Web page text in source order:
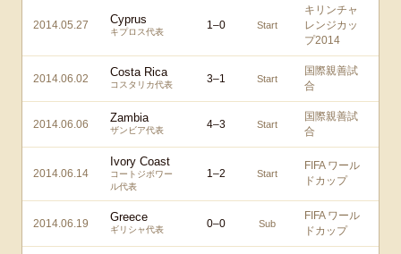
2014.05.27 Cyprus
キプロス代表
1–0 Start
キリンチャ
レンジカッ
プ2014
2014.06.02 Costa Rica
コスタリカ代表 3–1 Start
国際親善試
合
2014.06.06 Zambia
ザンビア代表 4–3 Start
国際親善試
合
2014.06.14
Ivory Coast
コートジボワー
ル代表
1–2 Start
FIFA ワール
ドカップ
2014.06.19 Greece
ギリシャ代表 0–0 Sub
FIFA ワール
ドカップ